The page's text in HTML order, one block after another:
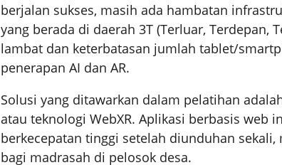
berjalan sukses, masih ada hambatan
yang berada di daerah 3T (Terluar, Terdepan,
lambat dan keterbatasan jumlah tablet/
penerapan AI dan AR.
Solusi yang ditawarkan dalam pelatihan
atau teknologi WebXR. Aplikasi berbasis web
berkecepatan tinggi setelah diunduhan
bagi madrasah di pelosok desa.